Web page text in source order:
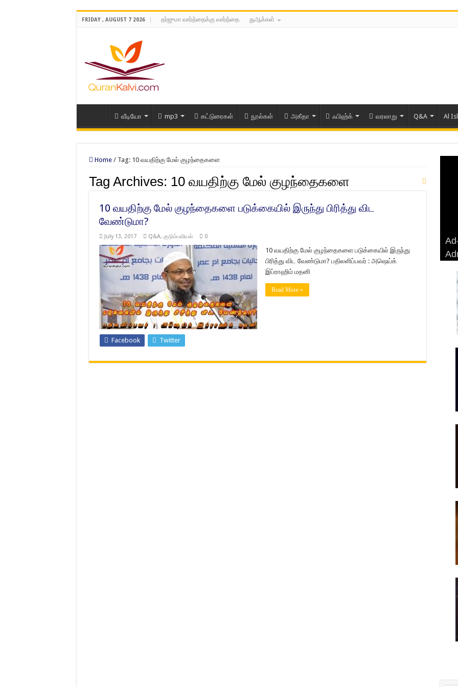
FRIDAY , AUGUST 7 2026 தர்ஜுமா வார்த்தைக்கு வார்த்தை துஆக்கள்
வீடியோ mp3 கட்டுரைகள் நூல்கள் அகீதா ஃபிஹ்க் வரலாறு Q&A Al
Home / Tag: 10 வயதிற்கு மேல் குழந்தைகளை
Tag Archives: 10 வயதிற்கு மேல் குழந்தைகளை
10 வயதிற்கு மேல் குழந்தைகளை படுக்கையில் இருந்து பிரித்து விட
வேண்டுமா?
July 13, 2017 Q&A, குடும்பவியல் 0
10 வயதிற்கு மேல் குழந்தைகளை படுக்கையில் இருந்து
பிரித்து விட வேண்டுமா? பதிலளிப்பவர் : அஷெய்க்
இப்ராஹிம் மதனி
Read More »
Facebook Twitter